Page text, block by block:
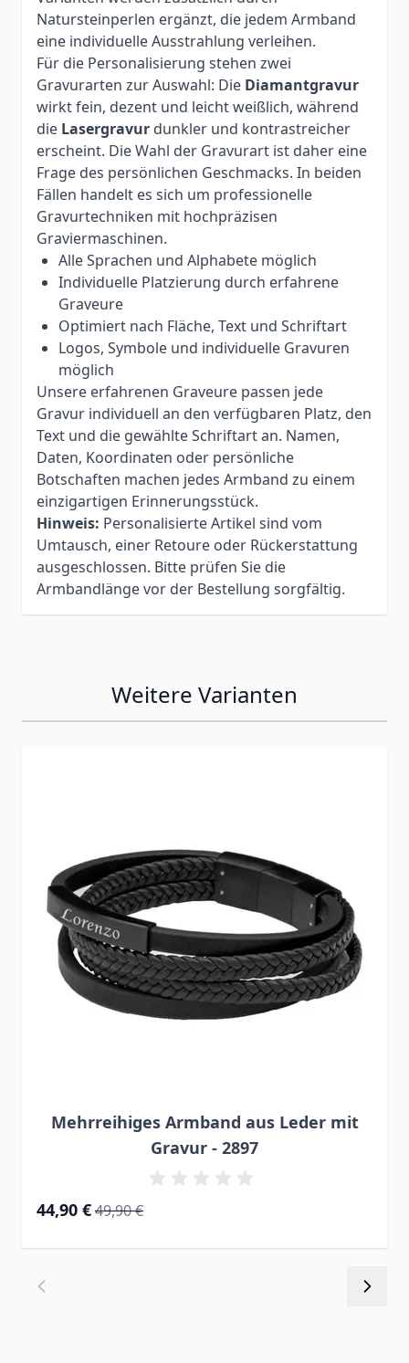
Natursteinperlen ergänzt, die jedem Armband
eine individuelle Ausstrahlung verleihen.
Für die Personalisierung stehen zwei
Gravurarten zur Auswahl: Die Diamantgravur
wirkt fein, dezent und leicht weißlich, während
die Lasergravur dunkler und kontrastreicher
erscheint. Die Wahl der Gravurart ist daher eine
Frage des persönlichen Geschmacks. In beiden
Fällen handelt es sich um professionelle
Gravurtechniken mit hochpräzisen
Graviermaschinen.
Alle Sprachen und Alphabete möglich
Individuelle Platzierung durch erfahrene
Graveure
Optimiert nach Fläche, Text und Schriftart
Logos, Symbole und individuelle Gravuren
möglich
Unsere erfahrenen Graveure passen jede
Gravur individuell an den verfügbaren Platz, den
Text und die gewählte Schriftart an. Namen,
Daten, Koordinaten oder persönliche
Botschaften machen jedes Armband zu einem
einzigartigen Erinnerungsstück.
Hinweis: Personalisierte Artikel sind vom
Umtausch, einer Retoure oder Rückerstattung
ausgeschlossen. Bitte prüfen Sie die
Armbandlänge vor der Bestellung sorgfältig.
Weitere Varianten
Mehrreihiges Armband aus Leder mit
Gravur - 2897
Special Price
44,90 € Regular Price
49,90 €